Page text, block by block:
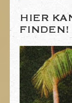
HIER
FINDEN!